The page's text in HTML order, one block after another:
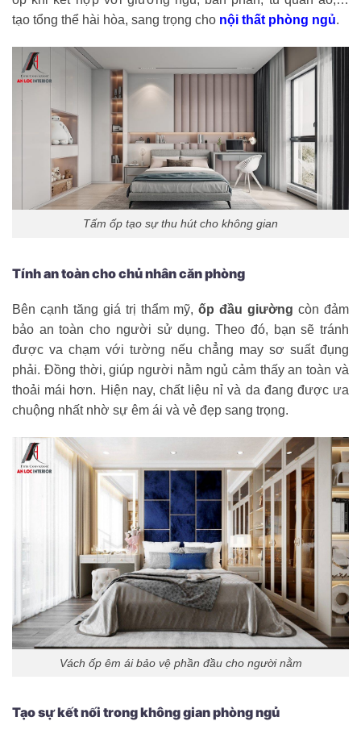
tạo tổng thể hài hòa, sang trọng cho nội thất phòng ngủ.
Tấm ốp tạo sự thu hút cho không gian
Tính an toàn cho chủ nhân căn phòng
Bên cạnh tăng giá trị thẩm mỹ,ốp đầu giường còn đảm
bảo an toàn cho người sử dụng. Theo đó, bạn sẽ tránh
được va chạm với tường nếu chẳng may sơ suất đụng
phải. Đồng thời, giúp người nằm ngủ cảm thấy an toàn và
thoải mái hơn. Hiện nay, chất liệu nỉ và da đang được ưa
chuộng nhất nhờ sự êm ái và vẻ đẹp sang trọng.
Vách ốp êm ái bảo vệ phần đầu cho người nằm
Tạo sự kết nối trong không gian phòng ngủ